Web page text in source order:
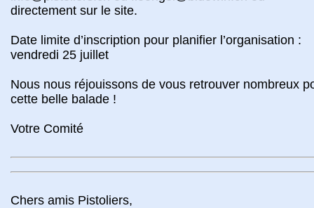
directement sur le site.
Date limite d’inscription pour planifier l’organisation :
vendredi 25 juillet
Nous nous réjouissons de vous retrouver nombreux
cette belle balade !
Votre Comité
Chers amis Pistoliers,